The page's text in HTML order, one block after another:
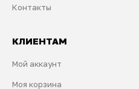
Контакты
КЛИЕНТАМ
Мой аккаунт
Моя корзина